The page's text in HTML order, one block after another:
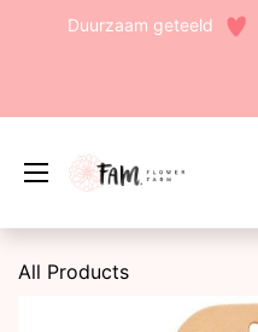
Duurzaam geteeld
Edit widget
All Products